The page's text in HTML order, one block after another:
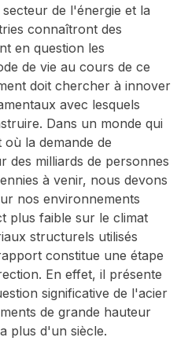
de l'énergie et la
connaîtront des
en question les
de vie au cours de ce
doit chercher à innover
avec lesquels
Dans un monde qui
la demande de
des milliards de personnes
à venir, nous devons
nos environnements
plus faible sur le climat
structurels utilisés
constitue une étape
En effet, il présente
significative de l'acier
de grande hauteur
plus d'un siècle.